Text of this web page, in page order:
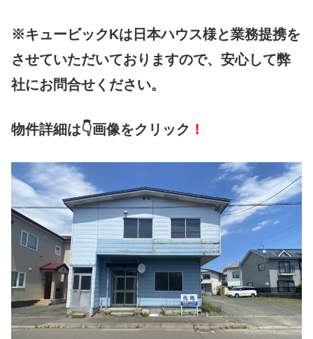
※キュービックKは日本ハウス様と業務提携を
させていただいておりますので、安心して弊
社にお問合せください。
物件詳細は👇画像をクリック ！